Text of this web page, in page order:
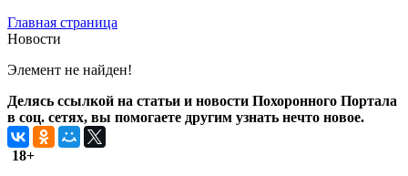
Главная страница
Новости
Элемент не найден!
Делясь ссылкой на статьи и новости Похоронного Портала
в соц. сетях, вы помогаете другим узнать нечто новое.
18+